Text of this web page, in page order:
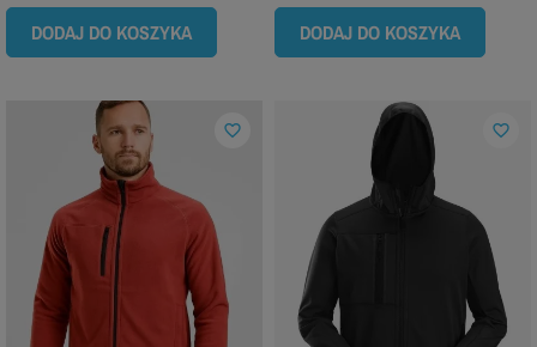
DODAJ DO KOSZYKA DODAJ DO KOSZYKA
favorite_border favorite_border